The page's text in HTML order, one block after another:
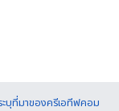
บุที่มาของครีเอทีฟคอม